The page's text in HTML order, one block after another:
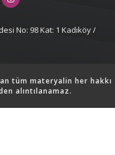
No: 98 Kat: 1 Kadıköy /
tüm materyalin her hakkı
alıntılanamaz.